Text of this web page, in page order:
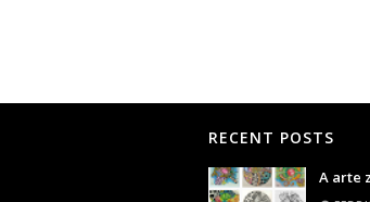
RECENT POSTS
A arte